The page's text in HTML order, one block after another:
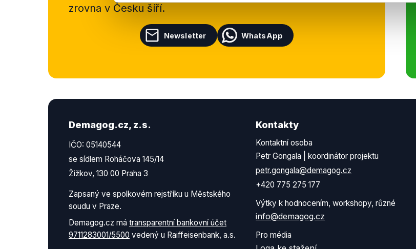
zrovna v Česku šíří.
Newsletter WhatsApp
Demagog.cz, z.s.
IČO: 05140544
se sídlem Roháčova 145/14
Žižkov, 130 00 Praha 3
Zapsaný ve spolkovém rejstříku u Městského
soudu v Praze.
Demagog.cz má transparentní bankovní účet
9711283001/5500 vedený u Raiffeisenbank, a.s.
Kontakty
Kontaktní osoba
Petr Gongala | koordinátor projektu
petr.gongala@demagog.cz
+420 775 275 177
Výtky k hodnocením, workshopy, různé
info@demagog.cz
Pro média